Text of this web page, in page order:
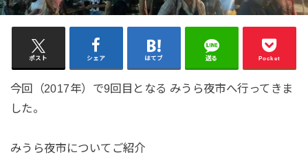
ポスト シェア はてブ 送る Pocket
今回（2017年）で9回目となる みうら夜市へ行ってきま
した。
みうら夜市についてご紹介